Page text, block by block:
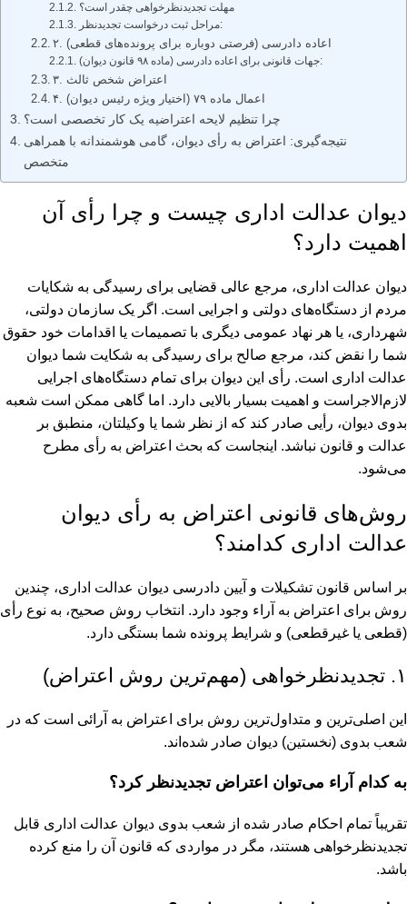
مهلت تجدیدنظرخواهی چقدر است؟
مراحل ثبت درخواست تجدیدنظر:
۲. اعاده دادرسی (فرصتی دوباره برای پرونده‌های قطعی)
جهات قانونی برای اعاده دادرسی (ماده ۹۸ قانون دیوان):
۳. اعتراض شخص ثالث
۴. اعمال ماده ۷۹ (اختیار ویژه رئیس دیوان)
چرا تنظیم لایحه اعتراضیه یک کار تخصصی است؟
نتیجه‌گیری: اعتراض به رأی دیوان، گامی هوشمندانه با همراهی
متخصص
دیوان عدالت اداری چیست و چرا رأی آن
اهمیت دارد؟
دیوان عدالت اداری، مرجع عالی قضایی برای رسیدگی به شکایات
مردم از دستگاه‌های دولتی و اجرایی است. اگر یک سازمان دولتی،
شهرداری، یا هر نهاد عمومی دیگری با تصمیمات یا اقدامات خود حقوق
شما را نقض کند، مرجع صالح برای رسیدگی به شکایت شما دیوان
عدالت اداری است. رأی این دیوان برای تمام دستگاه‌های اجرایی
لازم‌الاجراست و اهمیت بسیار بالایی دارد. اما گاهی ممکن است شعبه
بدوی دیوان، رأیی صادر کند که از نظر شما یا وکیلتان، منطبق بر
عدالت و قانون نباشد. اینجاست که بحث اعتراض به رأی مطرح
می‌شود.
روش‌های قانونی اعتراض به رأی دیوان
عدالت اداری کدامند؟
بر اساس قانون تشکیلات و آیین دادرسی دیوان عدالت اداری، چندین
روش برای اعتراض به آراء وجود دارد. انتخاب روش صحیح، به نوع رأی
(قطعی یا غیرقطعی) و شرایط پرونده شما بستگی دارد.
۱. تجدیدنظرخواهی (مهم‌ترین روش اعتراض)
این اصلی‌ترین و متداول‌ترین روش برای اعتراض به آرائی است که در
شعب بدوی (نخستین) دیوان صادر شده‌اند.
به کدام آراء می‌توان اعتراض تجدیدنظر کرد؟
تقریباً تمام احکام صادر شده از شعب بدوی دیوان عدالت اداری قابل
تجدیدنظرخواهی هستند، مگر در مواردی که قانون آن را منع کرده
باشد.